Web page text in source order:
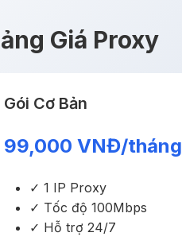
Giá Proxy
Gói Cơ Bản
99,000 VNĐ/tháng
✓ 1 IP Proxy
✓ Tốc độ 100Mbps
✓ Hỗ trợ 24/7